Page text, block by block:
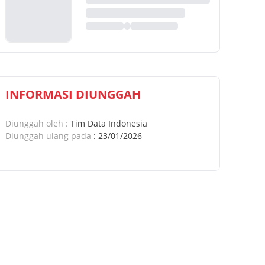
INFORMASI DIUNGGAH
Diunggah oleh : Tim Data Indonesia
Diunggah ulang pada : 23/01/2026